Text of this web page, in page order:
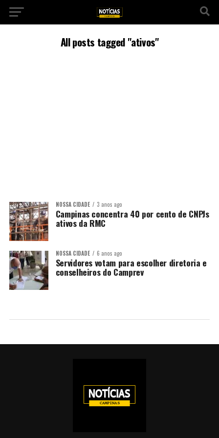
All posts tagged "ativos"
NOSSA CIDADE 3 anos ago
Campinas concentra 40 por cento de CNPJs
ativos da RMC
NOSSA CIDADE 6 anos ago
Servidores votam para escolher diretoria e
conselheiros do Camprev